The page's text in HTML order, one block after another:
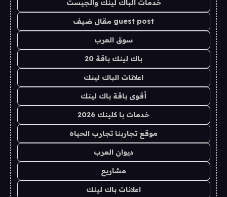
خدمات الباك لينك والجيست
guest post مقال ضيف
سوق العرب
باك لينك باقة 20
اعلانات الباك لينك
أقوى باقة باك لينك
خدمات با كلينك 2026
موقع تجاربنا تجارب الحياه
ديوان العرب
مشاريع
اعلانات باك لينك